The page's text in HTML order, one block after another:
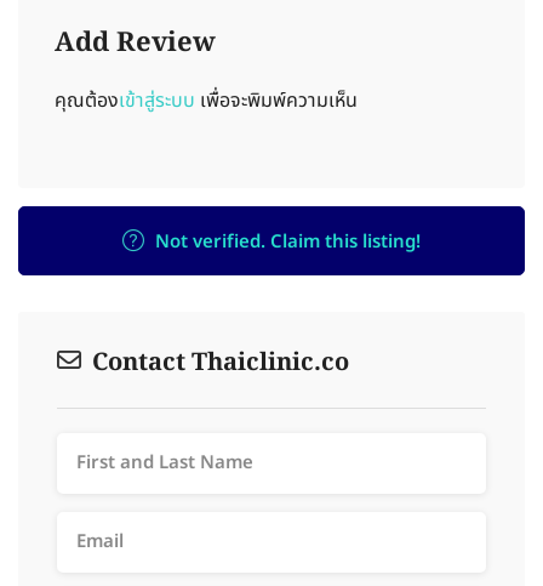
Add Review
คุณต้องเข้าสู่ระบบ เพื่อจะพิมพ์ความเห็น
Not verified. Claim this listing!
Contact Thaiclinic.co